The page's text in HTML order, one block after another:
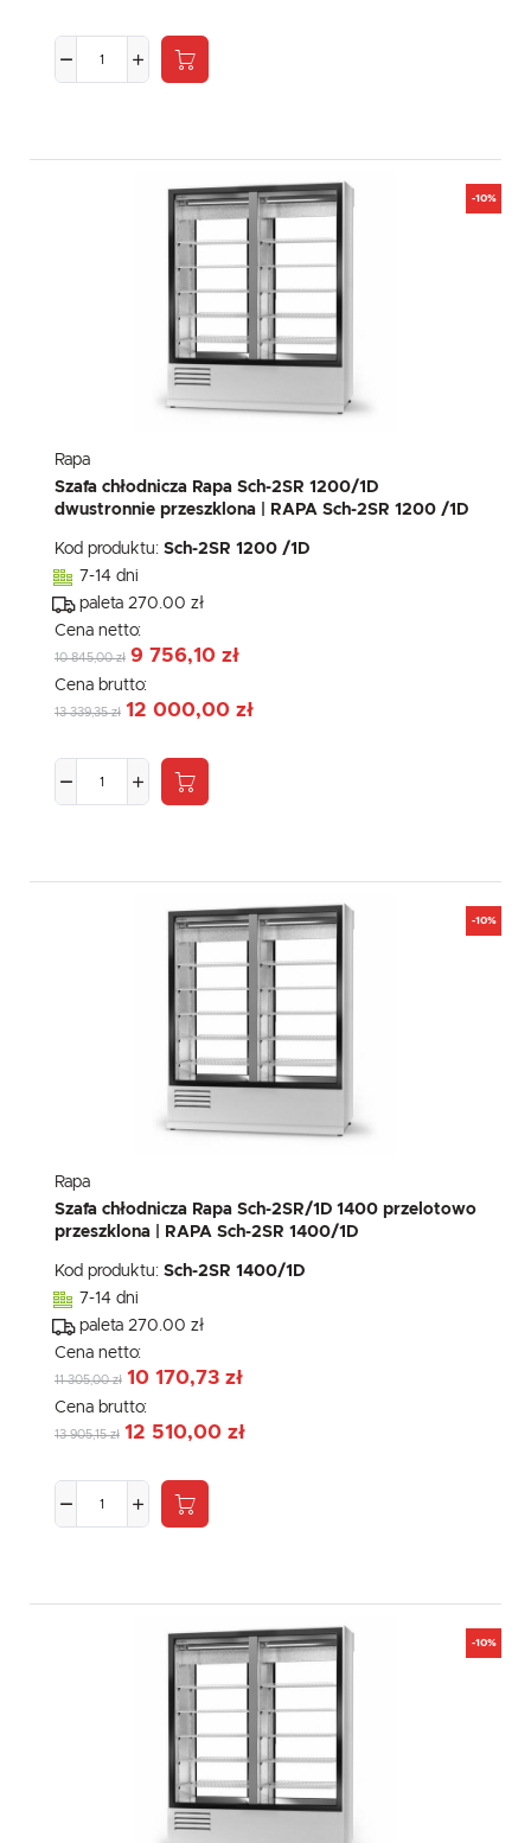
-10%
Rapa
Szafa chłodnicza Rapa Sch-2SR 1200/1D
dwustronnie przeszklona | RAPA Sch-2SR 1200 /1D
Kod produktu: Sch-2SR 1200 /1D
7-14 dni
paleta 270.00 zł
Cena netto:
10 845,00 zł 9 756,10 zł
Cena brutto:
13 339,35 zł 12 000,00 zł
-10%
Rapa
Szafa chłodnicza Rapa Sch-2SR/1D 1400 przelotowo
przeszklona | RAPA Sch-2SR 1400/1D
Kod produktu: Sch-2SR 1400/1D
7-14 dni
paleta 270.00 zł
Cena netto:
11 305,00 zł 10 170,73 zł
Cena brutto:
13 905,15 zł 12 510,00 zł
-10%